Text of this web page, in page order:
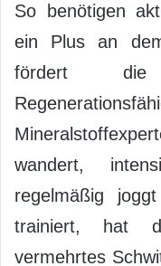
So benötigen
ein Plus an
fördert die
wandert,
regelmäßig
trainiert, hat
vermehrtes